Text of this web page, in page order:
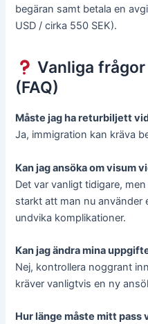
begäran samt betala en
USD / cirka 550 SEK).
Vanliga
(FAQ)
Måste jag ha returbiljett
Ja, immigration kan kräva
Kan jag ansöka om visum
Det var vanligt tidigare,
starkt att man nu använder
undvika komplikationer.
Kan jag ändra mina
Nej, kontrollera noggrant
kräver vanligtvis en ny
Hur länge måste mitt pass